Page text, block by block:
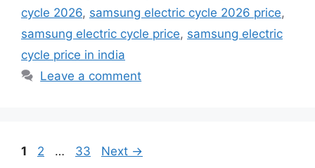
cycle 2026, samsung electric cycle 2026 price,
samsung electric cycle price, samsung electric
cycle price in india
Leave a comment
Page
1 Page
2 … Page
33 Next →